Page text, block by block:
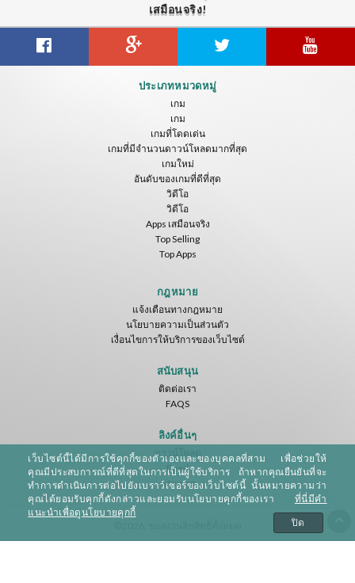
IDC Games
ฟรี
HILL DRIVER VR
IDC Games
เสมือนจริง!
ประเภทหมวดหมู่
เกม
เกม
เกมที่โดดเด่น
เกมที่มีจำนวนดาวน์โหลดมากที่สุด
เกมใหม่
อันดับของเกมที่ดีที่สุด
วิดีโอ
วิดีโอ
Apps เสมือนจริง
Top Selling
Top Apps
กฎหมาย
แจ้งเตือนทางกฎหมาย
นโยบายความเป็นส่วนตัว
เงื่อนไขการให้บริการของเว็บไซต์
สนับสนุน
ติดต่อเรา
FAQS
ลิงค์อื่นๆ
ดาวน์โหลด
Feed
Sitemap
เว็บไซต์นี้ได้มีการใช้คุกกี้ของตัวเองและของบุคคลที่สาม เพื่อช่วยให้
คุณมีประสบการณ์ที่ดีที่สุดในการเป็นผู้ใช้บริการ ถ้าหากคุณยืนยันที่จะ
ทำการดำเนินการต่อไปยังเบราว์เซอร์ของเว็บไซต์นี้ นั้นหมายความว่า
คุณได้ยอมรับคุกกี้ดังกล่าวและยอมรับนโยบายคุกกี้ของเรา ที่นี่มีคำ
แนะนำเพื่อดูนโยบายคุกกี้
ปิด